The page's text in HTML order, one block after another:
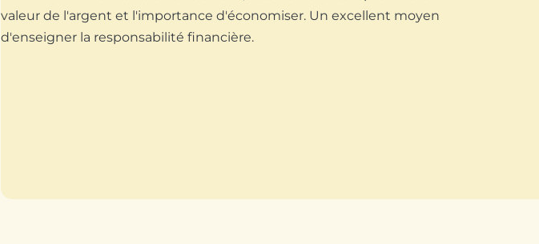
valeur de l'argent et l'importance d'économiser. Un excellent moyen
d'enseigner la responsabilité financière.